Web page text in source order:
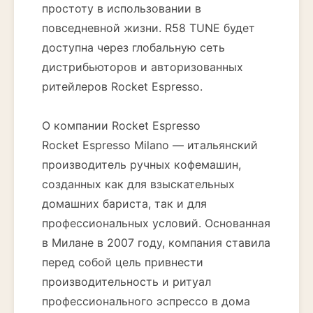
простоту в использовании в
повседневной жизни. R58 TUNE будет
доступна через глобальную сеть
дистрибьюторов и авторизованных
ритейлеров Rocket Espresso.
О компании Rocket Espresso
Rocket Espresso Milano — итальянский
производитель ручных кофемашин,
созданных как для взыскательных
домашних бариста, так и для
профессиональных условий. Основанная
в Милане в 2007 году, компания ставила
перед собой цель привнести
производительность и ритуал
профессионального эспрессо в дома